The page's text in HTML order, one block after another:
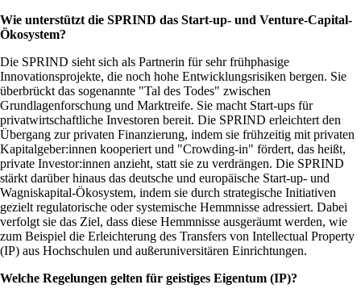
Wie unterstützt die SPRIND das Start-up- und Venture-Capital-
Ökosystem?
Die SPRIND sieht sich als Partnerin für sehr frühphasige
Innovationsprojekte, die noch hohe Entwicklungsrisiken bergen. Sie
überbrückt das sogenannte
Tal des Todes
zwischen
Grundlagenforschung und Marktreife. Sie macht Start-ups für
privatwirtschaftliche Investoren bereit. Die SPRIND erleichtert den
Übergang zur privaten Finanzierung, indem sie frühzeitig mit privaten
Kapitalgeber:innen kooperiert und
Crowding-in
fördert, das heißt,
private Investor:innen anzieht, statt sie zu verdrängen. Die SPRIND
stärkt darüber hinaus das deutsche und europäische Start-up- und
Wagniskapital-Ökosystem, indem sie durch strategische Initiativen
gezielt regulatorische oder systemische Hemmnisse adressiert. Dabei
verfolgt sie das Ziel, dass diese Hemmnisse ausgeräumt werden, wie
zum Beispiel die Erleichterung des Transfers von Intellectual Property
(IP) aus Hochschulen und außeruniversitären Einrichtungen.
Welche Regelungen gelten für geistiges Eigentum (IP)?